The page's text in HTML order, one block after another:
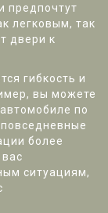
предпочтут
легковым, так
двери к
гибкость и
вы можете
по
более
ситуациям,